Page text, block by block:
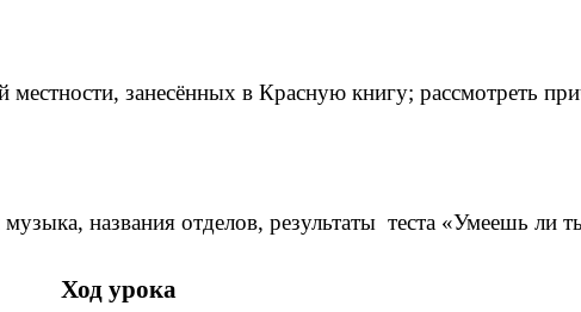
занесённых в Красную книгу; рассмотреть
названия отделов, результаты теста «Умеешь ли
Ход урока